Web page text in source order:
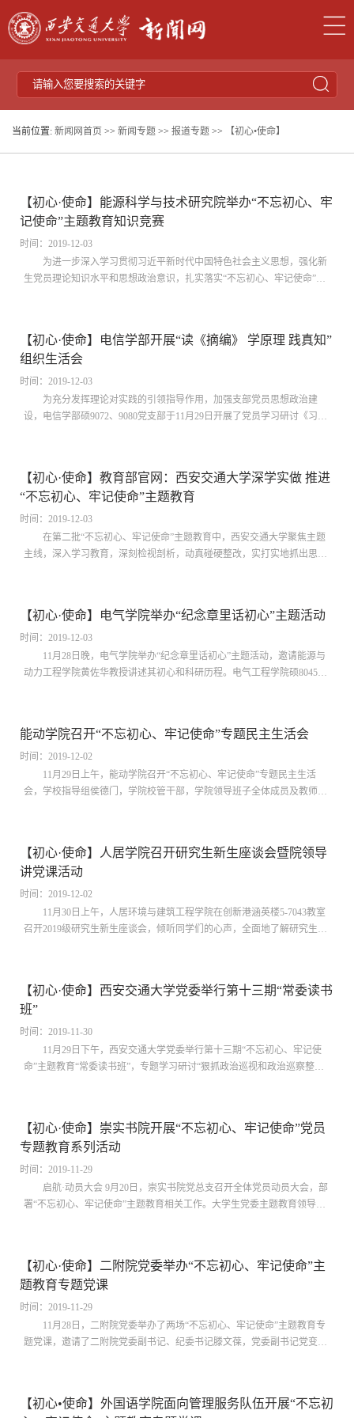
当前位置: 新闻网首页 >> 新闻专题 >> 报道专题 >> 【初心•使命】
【初心·使命】能源科学与技术研究院举办“不忘初心、牢
记使命”主题教育知识竞赛
时间：2019-12-03
为进一步深入学习贯彻习近平新时代中国特色社会主义思想，强化新
生党员理论知识水平和思想政治意识，扎实落实“不忘初心、牢记使命”主
【初心·使命】电信学部开展“读《摘编》 学原理 践真知”
组织生活会
时间：2019-12-03
为充分发挥理论对实践的引领指导作用，加强支部党员思想政治建
设，电信学部硕9072、9080党支部于11月29日开展了党员学习研讨《习近
【初心·使命】教育部官网：西安交通大学深学实做 推进
“不忘初心、牢记使命”主题教育
时间：2019-12-03
在第二批“不忘初心、牢记使命”主题教育中，西安交通大学聚焦主题
主线，深入学习教育，深刻检视剖析，动真碰硬整改，实打实地抓出思想
【初心·使命】电气学院举办“纪念章里话初心”主题活动
时间：2019-12-03
11月28日晚，电气学院举办“纪念章里话初心”主题活动，邀请能源与
动力工程学院黄佐华教授讲述其初心和科研历程。电气工程学院硕8045、
能动学院召开“不忘初心、牢记使命”专题民主生活会
时间：2019-12-02
11月29日上午，能动学院召开“不忘初心、牢记使命”专题民主生活
会，学校指导组侯德门，学院校管干部，学院领导班子全体成员及教师代
【初心·使命】人居学院召开研究生新生座谈会暨院领导
讲党课活动
时间：2019-12-02
​11月30日上午，人居环境与建筑工程学院在创新港涵英楼5-7043教室
召开2019级研究生新生座谈会，倾听同学们的心声，全面地了解研究生入
【初心·使命】西安交通大学党委举行第十三期“常委读书
班”
时间：2019-11-30
11月29日下午，西安交通大学党委举行第十三期“不忘初心、牢记使
命”主题教育“常委读书班”，专题学习研讨“狠抓政治巡视和政治巡察整改
【初心·使命】崇实书院开展“不忘初心、牢记使命”党员
专题教育系列活动
时间：2019-11-29
启航·动员大会 9月20日，崇实书院党总支召开全体党员动员大会，部
署“不忘初心、牢记使命”主题教育相关工作。大学生党委主题教育领导小
【初心·使命】二附院党委举办“不忘初心、牢记使命”主
题教育专题党课
时间：2019-11-29
11月28日，二附院党委举办了两场“不忘初心、牢记使命”主题教育专
题党课，邀请了二附院党委副书记、纪委书记滕文葆，党委副书记党变玲
【初心•使命】外国语学院面向管理服务队伍开展“不忘初